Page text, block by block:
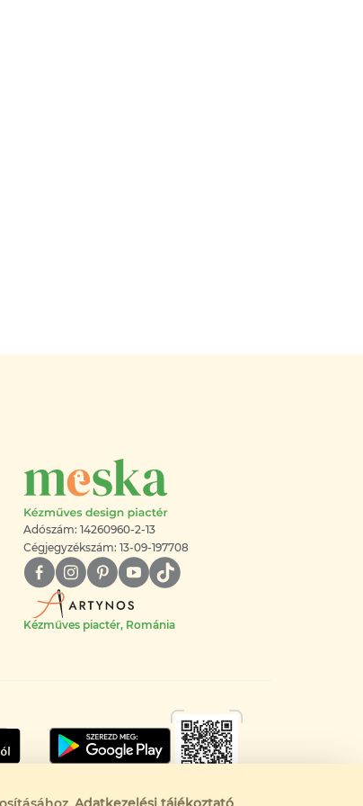
Adószám: 14260960-2-13
Cégjegyzékszám: 13-09-197708
Kézműves piactér, Románia